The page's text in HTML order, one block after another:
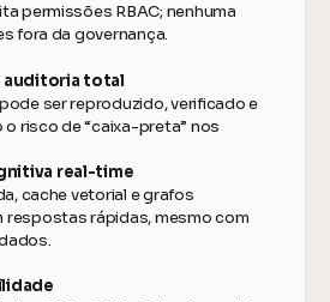
permissões RBAC; nenhuma
fora da governança.
auditoria total
ser reproduzido, verificado e
risco de “caixa-preta” nos
real-time
cache vetorial e grafos
rápidas, mesmo com